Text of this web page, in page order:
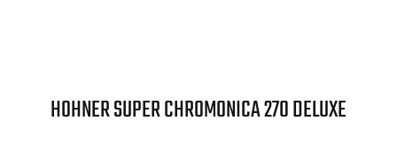
HOHNER SUPER CHROMONICA 270 DELUXE